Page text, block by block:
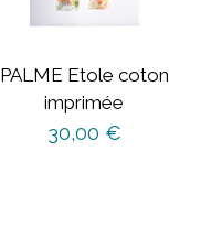
PALME Etole coton
imprimée
30,00 €